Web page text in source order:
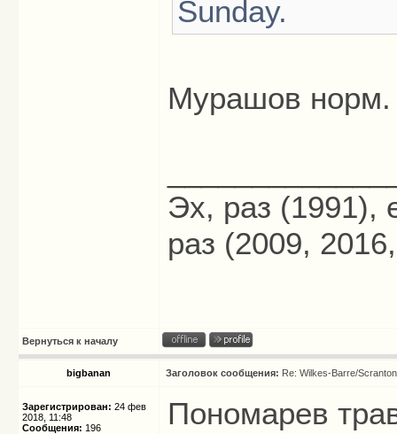
Sunday.
Мурашов норм.
Эх, раз (1991),
раз (2009,
Вернуться к началу
bigbanan Заголовок сообщения: Re: Wilkes-Barre/
Зарегистрирован: 24 фев
2018, 11:48
Сообщения: 196 Пономарев